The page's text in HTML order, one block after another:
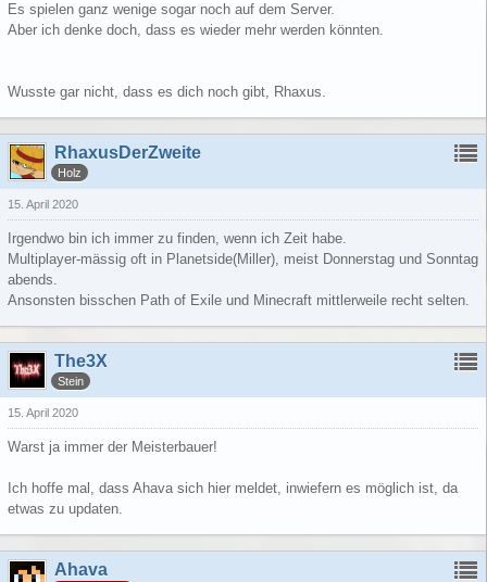
Es spielen ganz wenige sogar noch auf dem Server.
Aber ich denke doch, dass es wieder mehr werden könnten.
Wusste gar nicht, dass es dich noch gibt, Rhaxus.
RhaxusDerZweite
Holz
15. April 2020
Irgendwo bin ich immer zu finden, wenn ich Zeit habe.
Multiplayer-mässig oft in Planetside(Miller), meist Donnerstag und Sonntag
abends.
Ansonsten bisschen Path of Exile und Minecraft mittlerweile recht selten.
The3X
Stein
15. April 2020
Warst ja immer der Meisterbauer!
Ich hoffe mal, dass Ahava sich hier meldet, inwiefern es möglich ist, da
etwas zu updaten.
Ahava